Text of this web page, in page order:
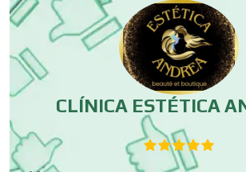
Centros Comerciales
Centros de Espectáculos
Centros de Nutrición
CLÍNICA ESTÉTICA